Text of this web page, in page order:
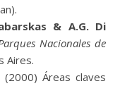
& A.G. Di
Nacionales de
Aires.
(2000) Áreas claves